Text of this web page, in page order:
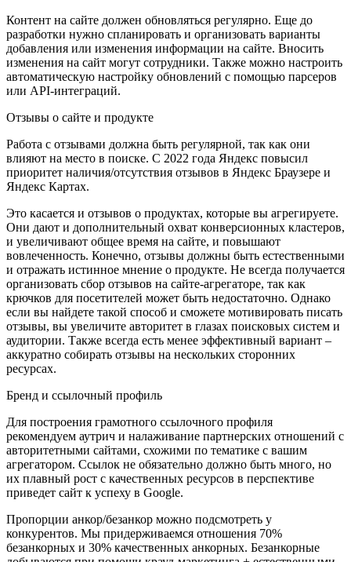
Контент на сайте должен обновляться регулярно. Еще до
разработки нужно спланировать и организовать варианты
добавления или изменения информации на сайте. Вносить
изменения на сайт могут сотрудники. Также можно настроить
автоматическую настройку обновлений с помощью парсеров
или API-интеграций.
Отзывы о сайте и продукте
Работа с отзывами должна быть регулярной, так как они
влияют на место в поиске. С 2022 года Яндекс повысил
приоритет наличия/отсутствия отзывов в Яндекс Браузере и
Яндекс Картах.
Это касается и отзывов о продуктах, которые вы агрегируете.
Они дают и дополнительный охват конверсионных кластеров,
и увеличивают общее время на сайте, и повышают
вовлеченность. Конечно, отзывы должны быть естественными
и отражать истинное мнение о продукте. Не всегда получается
организовать сбор отзывов на сайте-агрегаторе, так как
крючков для посетителей может быть недостаточно. Однако
если вы найдете такой способ и сможете мотивировать писать
отзывы, вы увеличите авторитет в глазах поисковых систем и
аудитории. Также всегда есть менее эффективный вариант –
аккуратно собирать отзывы на нескольких сторонних
ресурсах.
Бренд и ссылочный профиль
Для построения грамотного ссылочного профиля
рекомендуем аутрич и налаживание партнерских отношений с
авторитетными сайтами, схожими по тематике с вашим
агрегатором. Ссылок не обязательно должно быть много, но
их плавный рост с качественных ресурсов в перспективе
приведет сайт к успеху в Google.
Пропорции анкор/безанкор можно подсмотреть у
конкурентов. Мы придерживаемся отношения 70%
безанкорных и 30% качественных анкорных. Безанкорные